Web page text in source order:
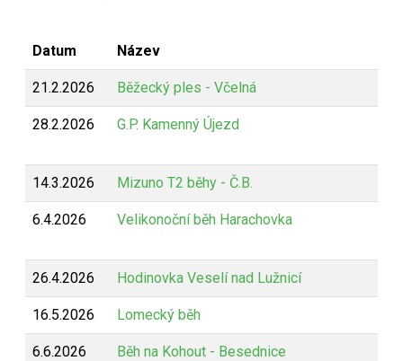
Datum Název
21.2.2026 Běžecký ples - Včelná
28.2.2026 G.P. Kamenný Újezd
14.3.2026 Mizuno T2 běhy - Č.B.
6.4.2026 Velikonoční běh Harachovka
26.4.2026 Hodinovka Veselí nad Lužnicí
16.5.2026 Lomecký běh
6.6.2026 Běh na Kohout - Besednice